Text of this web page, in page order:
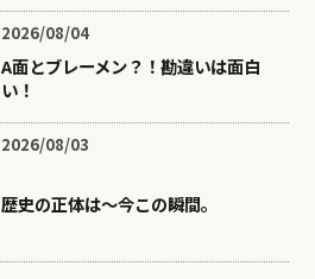
2026/08/04
A面とブレーメン？！勘違いは面白
い！
2026/08/03
歴史の正体は〜今この瞬間。